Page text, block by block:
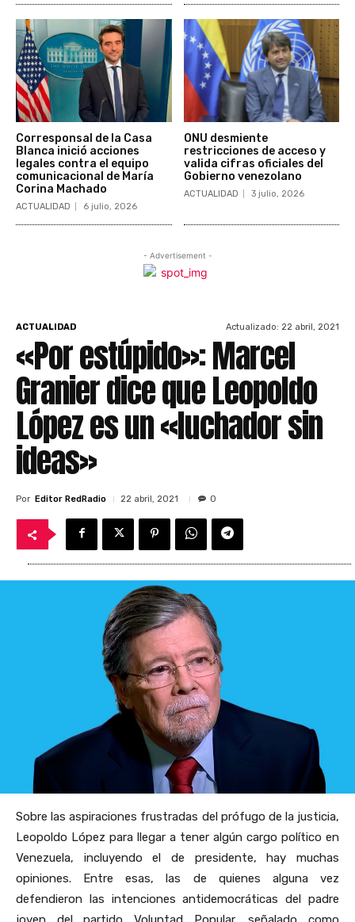
Corresponsal de la Casa
Blanca inició acciones
legales contra el equipo
comunicacional de María
Corina Machado
ACTUALIDAD 6 julio, 2026
ONU desmiente
restricciones de acceso y
valida cifras oficiales del
Gobierno venezolano
ACTUALIDAD 3 julio, 2026
- Advertisement -